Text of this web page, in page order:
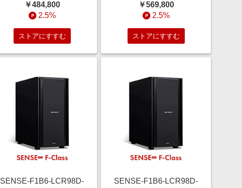
￥484,800
2.5%
ストアにすすむ
￥569,800
2.5%
ストアにすすむ
SENSE-F1B6-LCR98D-
SENSE-F1B6-LCR98D-